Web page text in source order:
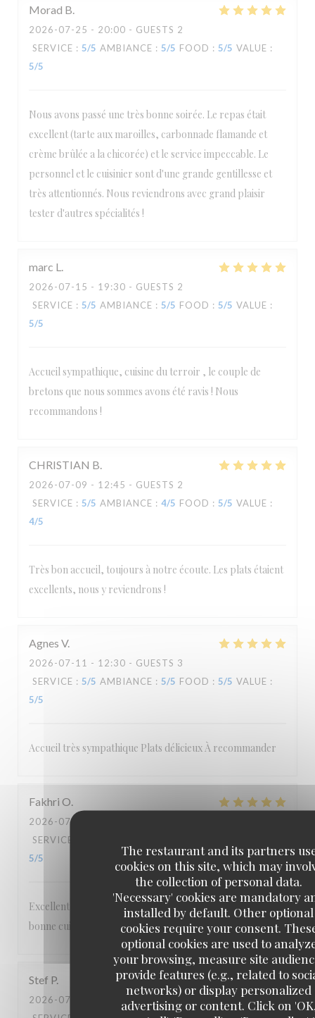
The restaurant and its partners
cookies on this site, which may
the collection of personal data.
'Necessary' cookies are mandatory
installed by default. Other optional
cookies require your consent.
optional cookies are used to
your browsing, measure site
provide features (e.g., related to
networks) or display personalized
advertising or content. Click on
Morad B
2026-07-25 - 20:00 - GUESTS 2
SERVICE : 5/5 AMBIANCE : 5/5 FOOD : 5/5 VALUE :
5/5
Nous avons passé une très bonne soirée. Le repas était
excellent (tarte aux maroilles, carbonnade flamande et
crème brûlée a la chicorée) et le service impeccable. Le
personnel et le cuisinier sont d'une grande gentillesse et
très attentionnés. Nous reviendrons avec grand plaisir
tester d'autres spécialités !
marc L
2026-07-15 - 19:30 - GUESTS 2
SERVICE : 5/5 AMBIANCE : 5/5 FOOD : 5/5 VALUE :
5/5
Accueil sympathique, cuisine du terroir , le couple de
bretons que nous sommes avons été ravis ! Nous
recommandons !
CHRISTIAN B
2026-07-09 - 12:45 - GUESTS 2
SERVICE : 5/5 AMBIANCE : 4/5 FOOD : 5/5 VALUE :
4/5
Très bon accueil, toujours à notre écoute. Les plats étaient
excellents, nous y reviendrons !
Agnes V
2026-07-11 - 12:30 - GUESTS 3
SERVICE : 5/5 AMBIANCE : 5/5 FOOD : 5/5 VALUE :
5/5
Accueil très sympathique Plats délicieux À recommander
Fakhri O
2026-07-08
SERVICE
5/5
Excellent accueil Cadre agréable et authentique Très
bonne cuisine Personnel attentionné et sympathique
Stef P
2026-07-04
- 19:00 - GUESTS 2